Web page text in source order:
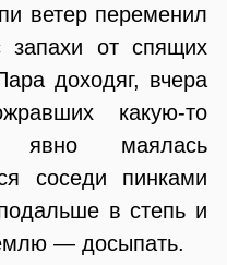
ветер переменил
запахи от спящих
доходяг, вчера
какую-то
явно маялась
соседи пинками
в степь и
— досыпать.